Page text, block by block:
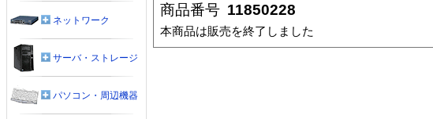
商品番号 11850228
本商品は販売を終了しました
ネットワーク
サーバ・ストレージ
パソコン・周辺機器